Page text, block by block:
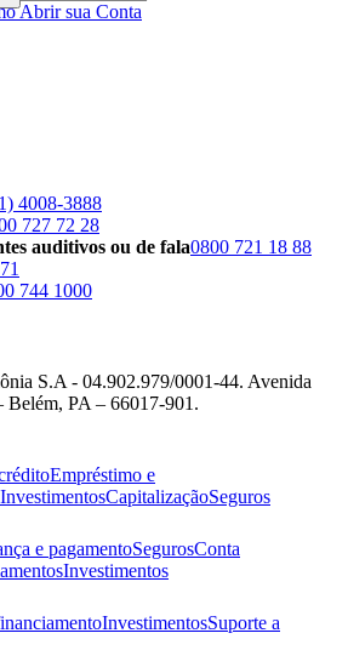
Abrir sua Conta
4008-3888
727 72 28
auditivos ou de fala0800 721 18 88
744 1000
S.A - 04.902.979/0001‐44. Avenida
Belém, PA – 66017-901.
Empréstimo e
InvestimentosCapitalizaçãoSeguros
e pagamentoSegurosConta
Investimentos
InvestimentosSuporte a